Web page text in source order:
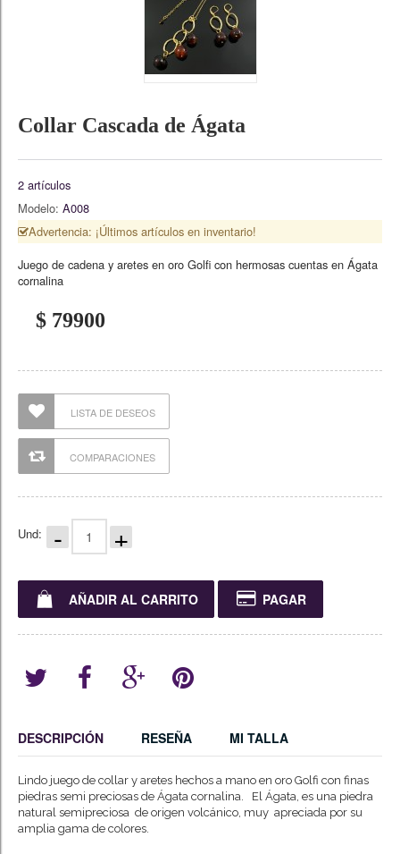
Collar Cascada de Ágata
2 artículos
Modelo: A008
Advertencia: ¡Últimos artículos en inventario!
Juego de cadena y aretes en oro Golfi con hermosas cuentas en Ágata
cornalina
$ 79900
LISTA DE DESEOS
COMPARACIONES
Und: - +
AÑADIR AL CARRITO PAGAR
DESCRIPCIÓN RESEÑA MI TALLA
Lindo juego de collar y aretes hechos a mano en oro Golfi con finas
piedras semi preciosas de Ágata cornalina. El Ágata, es una piedra
natural semipreciosa de origen volcánico, muy apreciada por su
amplia gama de colores.